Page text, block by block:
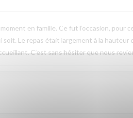
en famille. Ce fut l’occasion, pour
soit. Le repas était largement à la
C’est sans hésiter que nous